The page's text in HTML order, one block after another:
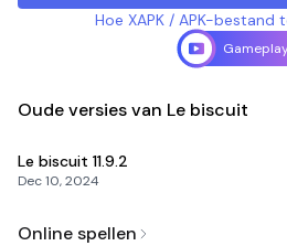
Hoe XAPK / APK-bestand
Oude versies van Le biscuit
Le biscuit 11.9.2
Dec 10, 2024
Online spellen